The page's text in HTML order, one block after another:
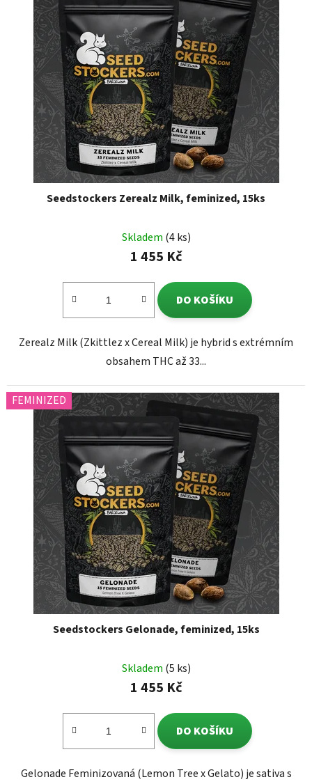
Seedstockers Zerealz Milk, feminized, 15ks
Skladem (4 ks)
1 455 Kč
DO KOŠÍKU
Zerealz Milk (Zkittlez x Cereal Milk) je hybrid s extrémním
obsahem THC až 33...
FEMINIZED
Seedstockers Gelonade, feminized, 15ks
Skladem (5 ks)
1 455 Kč
DO KOŠÍKU
Gelonade Feminizovaná (Lemon Tree x Gelato) je sativa s